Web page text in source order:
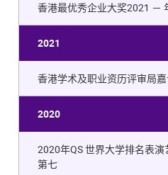
香港最优秀企业大奖2021 －
2021
香港学术及职业资历评审局
2020
2020年QS 世界大学排名表
第七